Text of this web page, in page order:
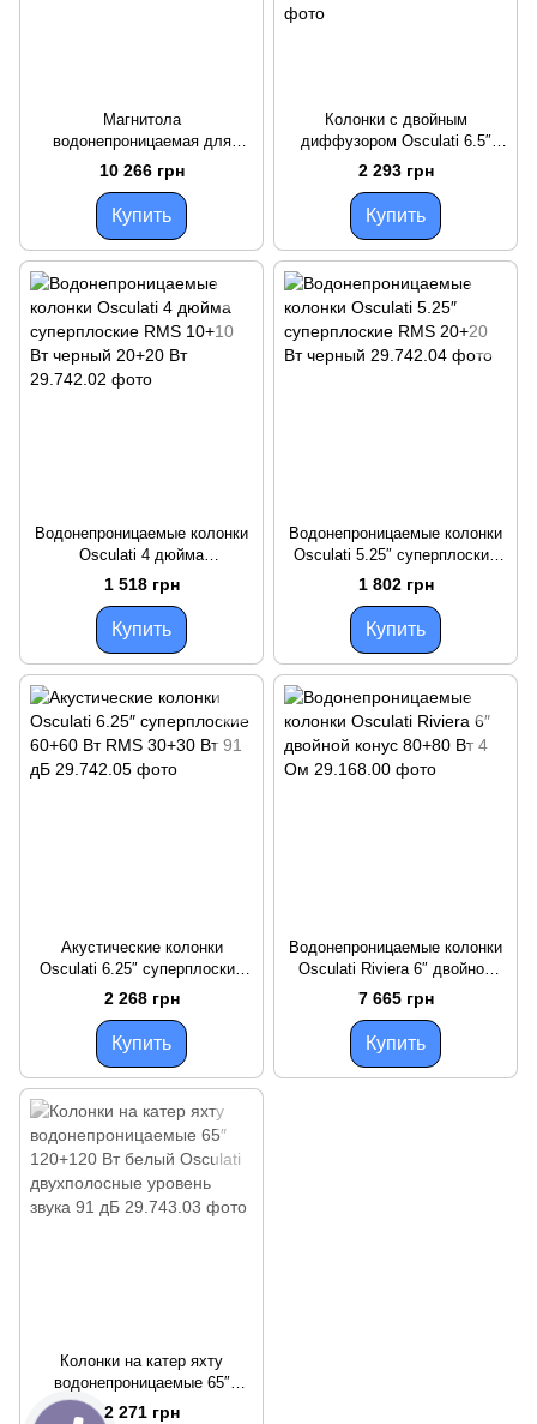
Магнитола
водонепроницаемая для
лодки и катера Osculati DAB
12 В 4х40 Вт с Bluetooth и
USB IPX5 пульт ДУ
10 266 грн
Купить
Колонки с двойным
диффузором Osculati 6.5″
120+120 Вт
водонепроницаемые черные
RMS 60+60 Вт двухполосные
2 293 грн
Купить
Водонепроницаемые колонки
Osculati 4 дюйма
суперплоские RMS 10+10 Вт
черный 20+20 Вт
1 518 грн
Купить
Водонепроницаемые колонки
Osculati 5.25″ суперплоские
RMS 20+20 Вт черный
1 802 грн
Купить
Акустические колонки
Osculati 6.25″ суперплоские
60+60 Вт RMS 30+30 Вт 91 дБ
2 268 грн
Купить
Водонепроницаемые колонки
Osculati Riviera 6″ двойной
конус 80+80 Вт 4 Ом
7 665 грн
Купить
Колонки на катер яхту
водонепроницаемые 65″
120+120 Вт белый Osculati
2 271 грн